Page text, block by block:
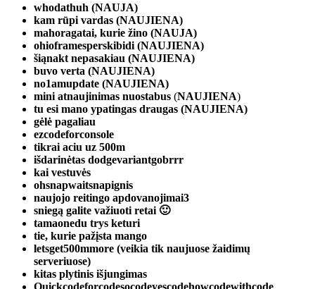
whodathuh (NAUJA)
kam rūpi vardas (NAUJIENA)
mahoragatai, kurie žino (NAUJA)
ohioframesperskibidi (NAUJIENA)
šiąnakt nepasakiau (NAUJIENA)
buvo verta (NAUJIENA)
no1amupdate (NAUJIENA)
mini atnaujinimas nuostabus (NAUJIENA)
tu esi mano ypatingas draugas (NAUJIENA)
gėlė pagaliau
ezcodeforconsole
tikrai aciu uz 500m
išdarinėtas dodgevariantgobrrr
kai vestuvės
ohsnapwaitsnapignis
naujojo reitingo apdovanojimai3
sniegą galite važiuoti retai 🙂
tamaonedu trys keturi
tie, kurie pažįsta mango
letsget500mmore (veikia tik naujuose žaidimų
serveriuose)
kitas plytinis išjungimas
Quickcodeforcodesocodeyescodehowcodewithcode